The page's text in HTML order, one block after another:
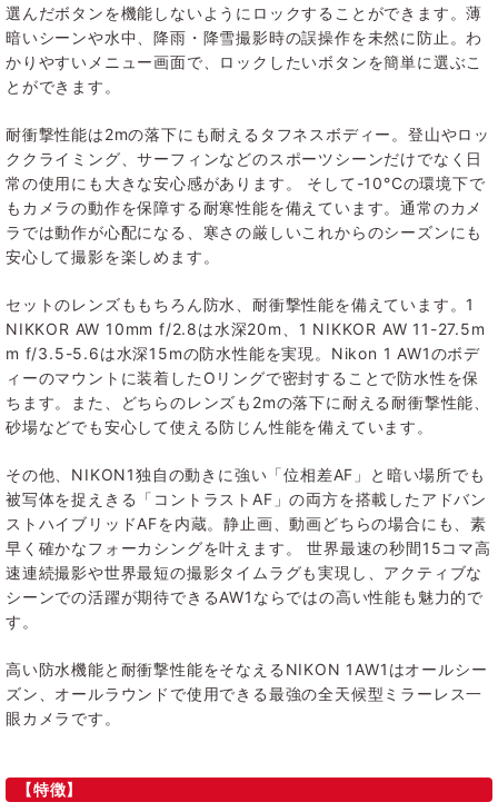
選んだボタンを機能しないようにロックすることができます。薄
暗いシーンや水中、降雨・降雪撮影時の誤操作を未然に防止。わ
かりやすいメニュー画面で、ロックしたいボタンを簡単に選ぶこ
とができます。
耐衝撃性能は2mの落下にも耐えるタフネスボディー。登山やロッ
ククライミング、サーフィンなどのスポーツシーンだけでなく日
常の使用にも大きな安心感があります。 そして-10°Cの環境下で
もカメラの動作を保障する耐寒性能を備えています。通常のカメ
ラでは動作が心配になる、寒さの厳しいこれからのシーズンにも
安心して撮影を楽しめます。
セットのレンズももちろん防水、耐衝撃性能を備えています。1
NIKKOR AW 10mm f/2.8は水深20m、1 NIKKOR AW 11-27.5m
m f/3.5-5.6は水深15mの防水性能を実現。Nikon 1 AW1のボデ
ィーのマウントに装着したOリングで密封することで防水性を保
ちます。また、どちらのレンズも2mの落下に耐える耐衝撃性能、
砂場などでも安心して使える防じん性能を備えています。
その他、NIKON1独自の動きに強い「位相差AF」と暗い場所でも
被写体を捉えきる「コントラストAF」の両方を搭載したアドバン
ストハイブリッドAFを内蔵。静止画、動画どちらの場合にも、素
早く確かなフォーカシングを叶えます。 世界最速の秒間15コマ高
速連続撮影や世界最短の撮影タイムラグも実現し、アクティブな
シーンでの活躍が期待できるAW1ならではの高い性能も魅力的で
す。
高い防水機能と耐衝撃性能をそなえるNIKON 1AW1はオールシー
ズン、オールラウンドで使用できる最強の全天候型ミラーレス一
眼カメラです。
【特徴】